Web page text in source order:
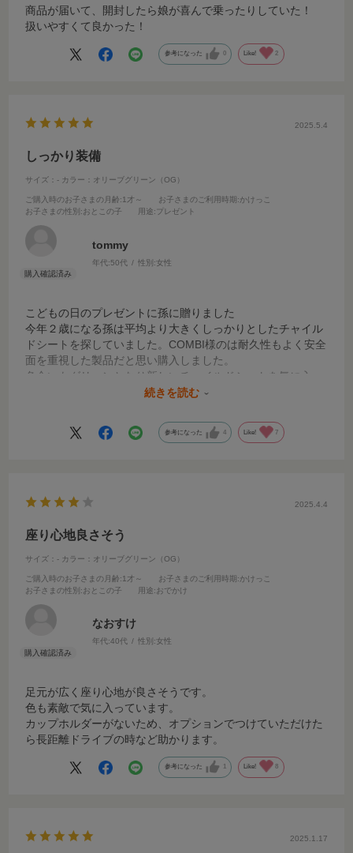
商品が届いて、開封したら娘が喜んで乗ったりしていた！
扱いやすくて良かった！
参考になった 0 Like! 2
2025.5.4
しっかり装備
サイズ：- カラー：オリーブグリーン（OG）
ご購入時のお子さまの月齢:1才～ お子さまのご利用時期 :かけっこ
お子さまの性別 :おとこの子 用途:プレゼント
tommy
年代:50代 性別:女性
こどもの日のプレゼントに孫に贈りました
今年２歳になる孫は平均より大きくしっかりとしたチャイル
ドシートを探していました。COMBI様のは耐久性もよく安全
面を重視した製品だと思い購入しました。
色合いもグリーンとなり新しいチャイルドシートを気に入っ
続きを読む
参考になった 4 Like! 7
2025.4.4
座り心地良さそう
サイズ：- カラー：オリーブグリーン（OG）
ご購入時のお子さまの月齢:1才～ お子さまのご利用時期 :かけっこ
お子さまの性別 :おとこの子 用途:おでかけ
なおすけ
年代:40代 性別:女性
足元が広く座り心地が良さそうです。
色も素敵で気に入っています。
カップホルダーがないため、オプションでつけていただけた
ら長距離ドライブの時など助かります。
参考になった 1 Like! 8
2025.1.17